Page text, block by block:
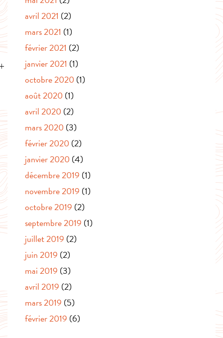
avril 2021 (2)
mars 2021 (1)
février 2021 (2)
janvier 2021 (1)
octobre 2020 (1)
août 2020 (1)
avril 2020 (2)
mars 2020 (3)
février 2020 (2)
janvier 2020 (4)
décembre 2019 (1)
novembre 2019 (1)
octobre 2019 (2)
septembre 2019 (1)
juillet 2019 (2)
juin 2019 (2)
mai 2019 (3)
avril 2019 (2)
mars 2019 (5)
février 2019 (6)